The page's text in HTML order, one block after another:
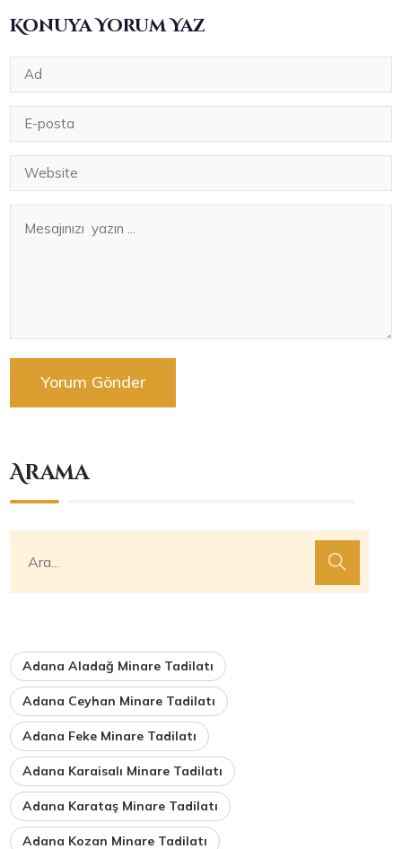
Konuya Yorum Yaz
Arama
Adana Aladağ Minare Tadilatı
Adana Ceyhan Minare Tadilatı
Adana Feke Minare Tadilatı
Adana Karaisalı Minare Tadilatı
Adana Karataş Minare Tadilatı
Adana Kozan Minare Tadilatı